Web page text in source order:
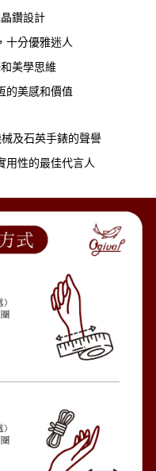
鑽設計
十分優雅迷人
美學思維
的美感和價值
及石英手錶的聲譽
用性的最佳代言人